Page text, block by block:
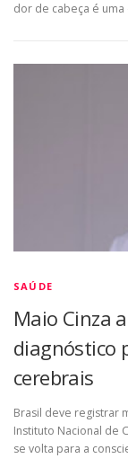
dor de cabeça é
SAÚDE
Maio Cinza
diagnóstico
cerebrais
Brasil deve registrar
Instituto Nacional de
se volta para a